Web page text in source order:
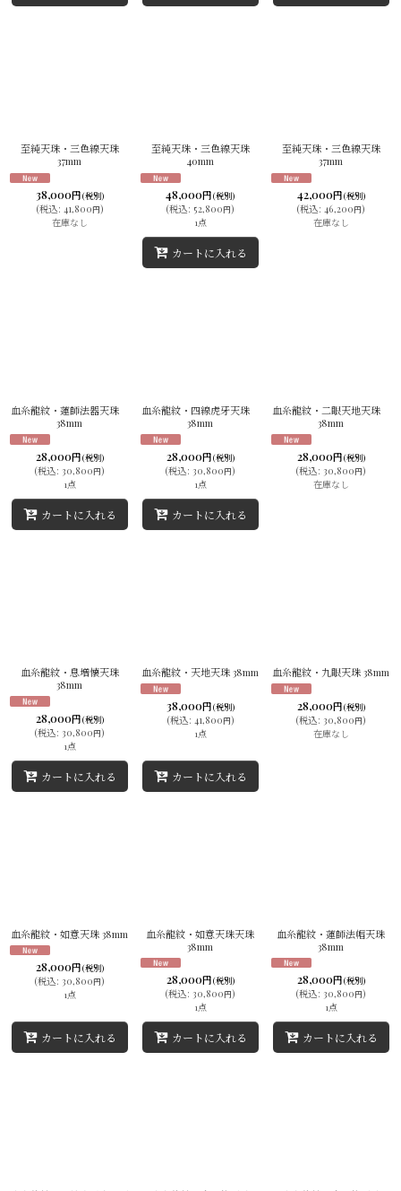
至純天珠・三色線天珠
37mm
38,000円(税別)
(税込: 41,800円)
在庫なし
至純天珠・三色線天珠
40mm
48,000円 (税別)
(税込: 52,800円)
1点
カートに入れる
至純天珠・三色線天珠
37mm
42,000円(税別)
(税込: 46,200円)
在庫なし
血糸龍紋・蓮師法器天珠
38mm
28,000円(税別)
(税込: 30,800円)
1点
カートに入れる
血糸龍紋・四線虎牙天珠
38mm
28,000円(税別)
(税込: 30,800円)
1点
カートに入れる
血糸龍紋・二眼天地天珠
38mm
28,000円(税別)
(税込: 30,800円)
在庫なし
血糸龍紋・息増懐天珠
38mm
28,000円(税別)
(税込: 30,800円)
1点
カートに入れる
血糸龍紋・天地天珠 38mm
38,000円(税別)
(税込: 41,800円)
1点
カートに入れる
血糸龍紋・九眼天珠 38mm
28,000円(税別)
(税込: 30,800円)
在庫なし
血糸龍紋・如意天珠 38mm
28,000円(税別)
(税込: 30,800円)
1点
カートに入れる
血糸龍紋・如意天珠天珠
38mm
28,000円(税別)
(税込: 30,800円)
1点
カートに入れる
血糸龍紋・蓮師法帽天珠
38mm
28,000円(税別)
(税込: 30,800円)
1点
カートに入れる